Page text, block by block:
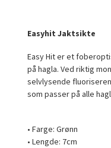
Easyhit Jaktsikte
Easy Hit er et
på hagla. Ved riktig
selvlysende
som passer på alle
• Farge: Grønn
• Lengde: 7cm